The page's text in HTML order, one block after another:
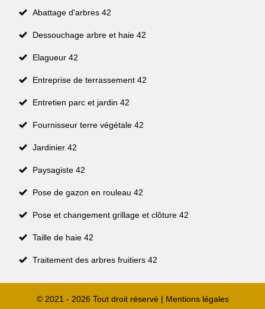
Abattage d'arbres 42
Dessouchage arbre et haie 42
Elagueur 42
Entreprise de terrassement 42
Entretien parc et jardin 42
Fournisseur terre végétale 42
Jardinier 42
Paysagiste 42
Pose de gazon en rouleau 42
Pose et changement grillage et clôture 42
Taille de haie 42
Traitement des arbres fruitiers 42
© 2021 - 2026 Tout droit réservé | Mentions légales